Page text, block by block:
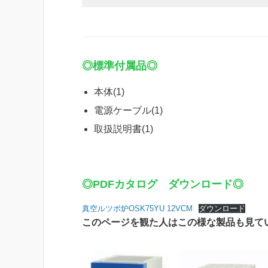
◎標準付属品◎
本体(1)
電源ケーブル(1)
取扱説明書(1)
◎PDFカタログ ダウンロード◎
真空ルツボ炉OSK75YU 12VCM ダウンロード
このページを観た人はこの様な製品も見て